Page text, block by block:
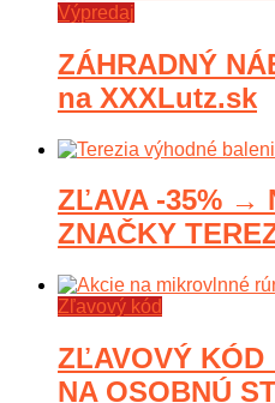
Výpredaj
ZÁHRADNÝ
na XXXLutz.sk
ZĽAVA -35% →
ZNAČKY
Zľavový kód
ZĽAVOVÝ
NA OSOBNÚ